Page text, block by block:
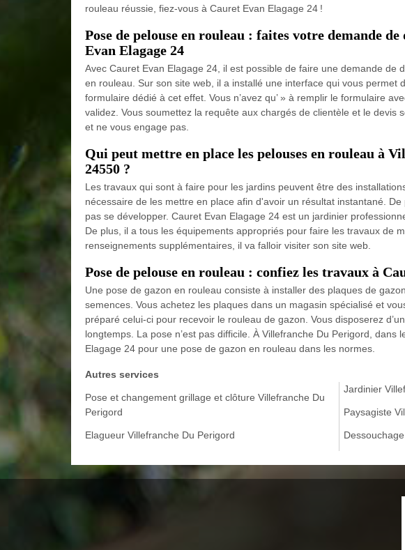
rouleau réussie, fiez-vous à Cauret Evan Elagage 24 !
Pose de pelouse en rouleau : faites votre demande
Evan Elagage 24
Avec Cauret Evan Elagage 24, il est possible de faire une demande de
en rouleau. Sur son site web, il a installé une interface qui vous permet
formulaire dédié à cet effet. Vous n’avez qu’ » à remplir le formulaire
validez. Vous soumettez la requête aux chargés de clientèle et le devis
et ne vous engage pas.
Qui peut mettre en place les pelouses en rouleau à
24550 ?
Les travaux qui sont à faire pour les jardins peuvent être des
nécessaire de les mettre en place afin d'avoir un résultat instantané.
pas se développer. Cauret Evan Elagage 24 est un jardinier
De plus, il a tous les équipements appropriés pour faire les travaux de
renseignements supplémentaires, il va falloir visiter son site web.
Pose de pelouse en rouleau : confiez les travaux à
Une pose de gazon en rouleau consiste à installer des plaques de
semences. Vous achetez les plaques dans un magasin spécialisé et
préparé celui-ci pour recevoir le rouleau de gazon. Vous disposerez
longtemps. La pose n’est pas difficile. À Villefranche Du Perigord, dans
Elagage 24 pour une pose de gazon en rouleau dans les normes.
Autres services
Pose et changement grillage et clôture Villefranche Du
Perigord
Elagueur Villefranche Du Perigord
Jardinier
Paysagiste